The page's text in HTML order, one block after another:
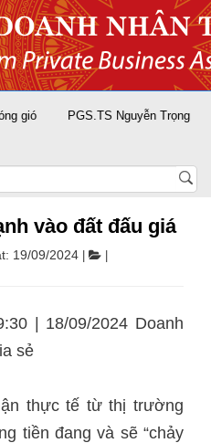
PGS.TS Nguyễn Trọng Điều
vào đất đấu giá
19/09/2024
| 18/09/2024 Doanh
sẻ
thực tế từ thị trường
tiền đang và sẽ “chảy